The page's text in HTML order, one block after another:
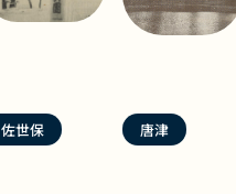
佐世保 唐津